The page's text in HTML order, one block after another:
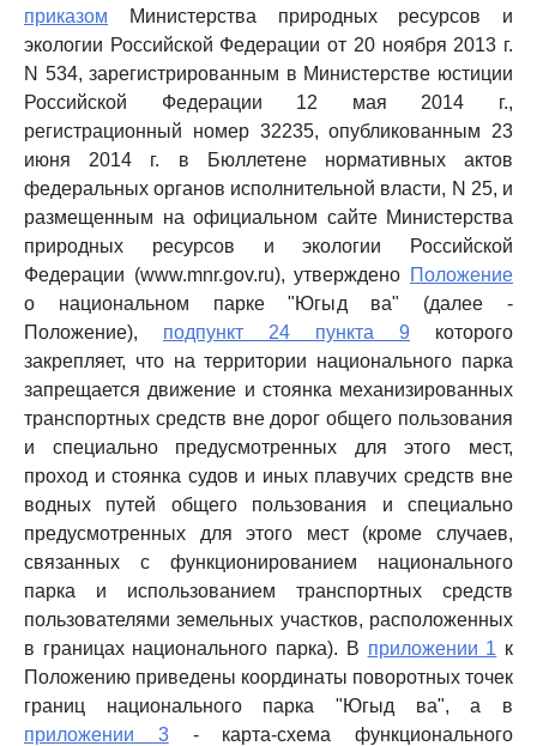
приказом Министерства природных ресурсов и
экологии Российской Федерации от 20 ноября 2013 г.
N 534, зарегистрированным в Министерстве юстиции
Российской Федерации 12 мая 2014 г.,
регистрационный номер 32235, опубликованным 23
июня 2014 г. в Бюллетене нормативных актов
федеральных органов исполнительной власти, N 25, и
размещенным на официальном сайте Министерства
природных ресурсов и экологии Российской
Федерации (www.mnr.gov.ru), утверждено Положение
о национальном парке "Югыд ва" (далее -
Положение), подпункт 24 пункта 9 которого
закрепляет, что на территории национального парка
запрещается движение и стоянка механизированных
транспортных средств вне дорог общего пользования
и специально предусмотренных для этого мест,
проход и стоянка судов и иных плавучих средств вне
водных путей общего пользования и специально
предусмотренных для этого мест (кроме случаев,
связанных с функционированием национального
парка и использованием транспортных средств
пользователями земельных участков, расположенных
в границах национального парка). В приложении 1 к
Положению приведены координаты поворотных точек
границ национального парка "Югыд ва", а в
приложении 3- карта-схема функционального